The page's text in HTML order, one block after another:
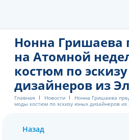
Нонна Гришаева
на Атомной
костюм по
дизайнеров из
Главная Новости
Нонна Гришаева
моды костюм по эскизу юных дизайнеров из
Назад